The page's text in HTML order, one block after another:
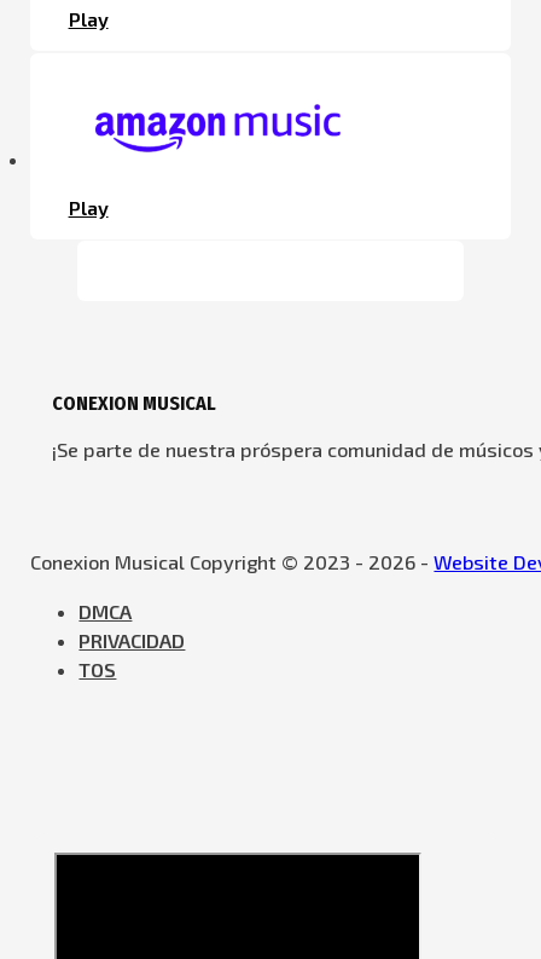
Play
Play
CONEXION MUSICAL
¡Se parte de nuestra próspera comunidad de
Conexion Musical Copyright © 2023 - 2026 -Website
DMCA
PRIVACIDAD
TOS